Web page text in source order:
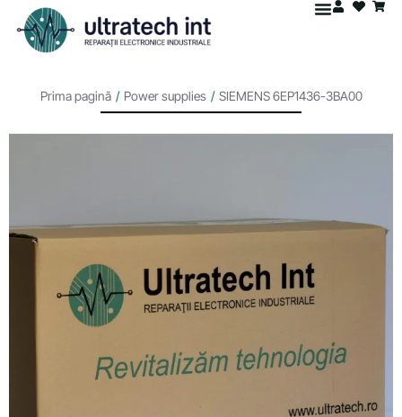
Prima pagină / Power supplies / SIEMENS 6EP1436-3BA00